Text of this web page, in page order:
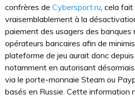
confrères de Cybersport.ru, cela fait
vraisemblablement à la
paiement des usagers des banques
opérateurs bancaires afin de
plateforme de jeu aurait donc
notamment en autorisant
via le porte-monnaie Steam ou
basés en Russie. Cette information